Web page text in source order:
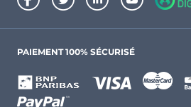
PAIEMENT 100% SÉCURISÉ